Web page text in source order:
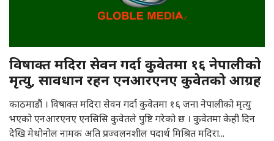
विषाक्त मदिरा सेवन गर्दा कुवेतमा १६ नेपालीको
मृत्यु, सावधान रहन एनआरएनए कुवेतको आग्रह
काठमाडौं । विषाक्त मदिरा सेवन गर्दा कुवेतमा १६ जना नेपालीको मृत्यु
भएको एनआरएनए एनसिसि कुवेतले पुष्टि गरेको छ । कुवेतमा केही दिन
देखि मेथोनोल नामक अति प्रज्वलनशील पदार्थ मिश्रित मदिरा...